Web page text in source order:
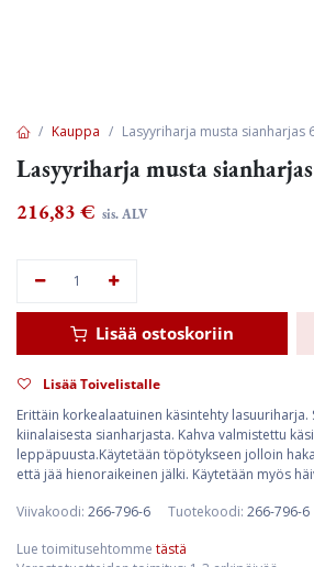
Kauppa Lasyyriharja musta sianharjas
Lasyyriharja musta
216,83 € sis. ALV
Lisää ostoskoriin
Lisää Toivelistalle
Erittäin korkealaatuinen käsintehty
kiinalaisesta sianharjasta. Kahva valmistettu
leppäpuusta.Käytetään töpötykseen jolloin
että jää hienoraikeinen jälki. Käytetään myös
Viivakoodi: 266-796-6 Tuotekoodi: 266-796-6
Lue toimitusehtomme tästä